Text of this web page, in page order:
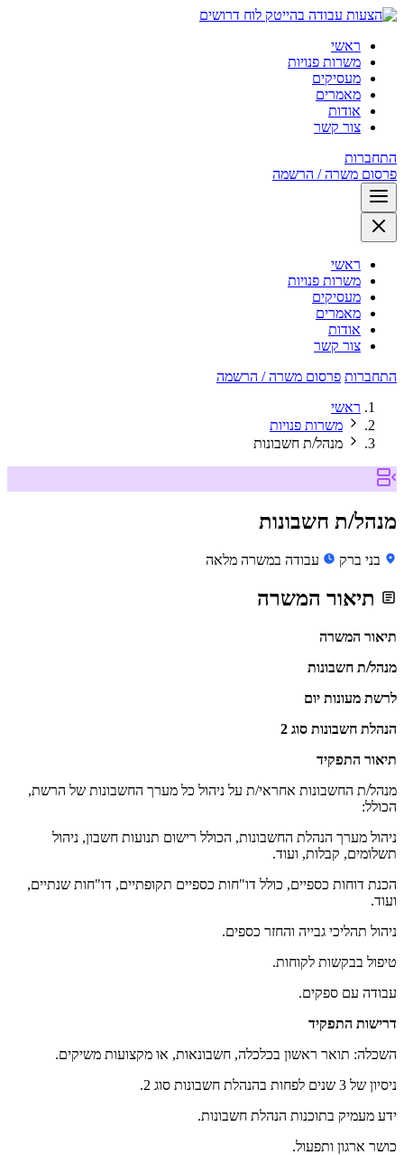
לוח דרושים
ראשי
משרות פנויות
מעסיקים
מאמרים
אודות
צור קשר
התחברות
פרסום משרה / הרשמה
ראשי
משרות פנויות
מעסיקים
מאמרים
אודות
צור קשר
התחברות פרסום משרה / הרשמה
ראשי
משרות פנויות
מנהל/ת חשבונות
מנהל/ת חשבונות
בני ברק עבודה במשרה מלאה
תיאור המשרה
תיאור המשרה
מנהל/ת חשבונות
לרשת מעונות יום
הנהלת חשבונות סוג 2
תיאור התפקיד
מנהל/ת החשבונות אחראי/ת על ניהול כל מערך החשבונות של הרשת,
הכולל:
ניהול מערך הנהלת החשבונות, הכולל רישום תנועות חשבון, ניהול
תשלומים, קבלות, ועוד.
הכנת דוחות כספיים, כולל דו"חות כספיים תקופתיים, דו"חות שנתיים,
ועוד.
ניהול תהליכי גבייה והחזר כספים.
טיפול בבקשות לקוחות.
עבודה עם ספקים.
דרישות התפקיד
השכלה: תואר ראשון בכלכלה, חשבונאות, או מקצועות משיקים.
ניסיון של 3 שנים לפחות בהנהלת חשבונות סוג 2.
ידע מעמיק בתוכנות הנהלת חשבונות.
כושר ארגון ותפעול.